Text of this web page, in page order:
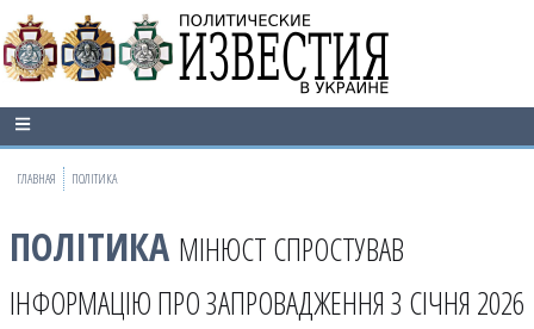
ГЛАВНАЯ ПОЛІТИКА
ПОЛІТИКА МІНЮСТ СПРОСТУВАВ
ІНФОРМАЦІЮ ПРО ЗАПРОВАДЖЕННЯ З СІЧНЯ 2026